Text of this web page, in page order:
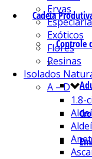
Cadeia
Controle
Ervas
Exóticos
Flores
Resinas
Isolados
A – D
1.8-